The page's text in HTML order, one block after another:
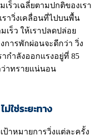
ร็วเฉลี่ยตามปกติของเรา
าวิ่งเคลื่อนที่ไปบนพื้น
เร็ว ให้เราปลดปล่อย
ารพักผ่อนจะดีกว่า วิ่ง
กำลังออกแรงอยู่ที่ 85
ว่าทรายแน่นอน
ใช่ระยะทาง
าหมายการวิ่งแต่ละครั้ง